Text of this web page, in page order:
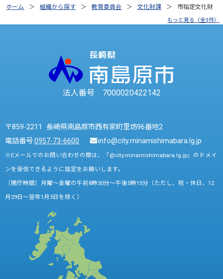
ホーム 組織から探す 教育委員会 文化財課 市指定文化財
もっと見る（全3件）
法人番号 7000020422142
〒859-2211 長崎県南島原市西有家町里坊96番地2
電話番号:0957-73-6600 info@city.minamishimabara.lg.jp
※Eメールでのお問い合わせの際は、「@city.minamishimabara.lg.jp」のドメイ
ンを受信できるように設定をお願いします。
〔開庁時間〕月曜～金曜の午前8時30分～午後5時15分（ただし、祝・休日、12
月29日～翌年1月3日を除く）